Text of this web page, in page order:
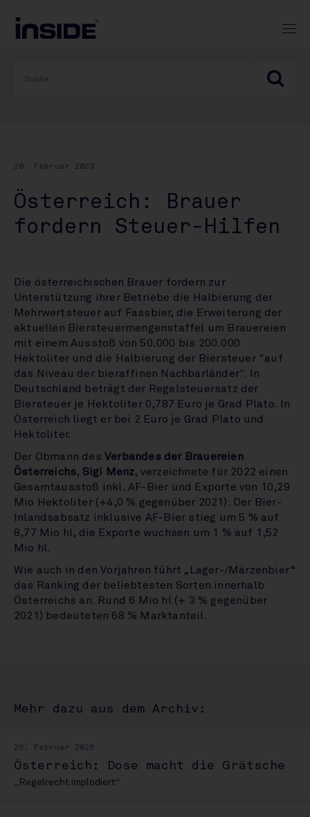
20. Februar 2023
Österreich: Brauer
fordern Steuer-Hilfen
Die österreichischen Brauer fordern zur
Unterstützung ihrer Betriebe die Halbierung der
Mehrwertsteuer auf Fassbier, die Erweiterung der
aktuellen Biersteuermengenstaffel um Brauereien
mit einem Ausstoß von 50.000 bis 200.000
Hektoliter und die Halbierung der Biersteuer "auf
das Niveau der bieraffinen Nachbarländer". In
Deutschland beträgt der Regelsteuersatz der
Biersteuer je Hektoliter 0,787 Euro je Grad Plato. In
Österreich liegt er bei 2 Euro je Grad Plato und
Hektoliter.
Der Obmann des Verbandes der Brauereien
Österreichs, Sigi Menz, verzeichnete für 2022 einen
Gesamtausstoß inkl. AF-Bier und Exporte von 10,29
Mio Hektoliter (+4,0 % gegenüber 2021). Der Bier-
Inlandsabsatz inklusive AF-Bier stieg um 5 % auf
8,77 Mio hl, die Exporte wuchsen um 1 % auf 1,52
Mio hl.
Wie auch in den Vorjahren führt „Lager-/Märzenbier“
das Ranking der beliebtesten Sorten innerhalb
Österreichs an. Rund 6 Mio hl (+ 3 % gegenüber
2021) bedeuteten 68 % Marktanteil.
Mehr dazu aus dem Archiv:
26. Februar 2026
Österreich: Dose macht die Grätsche
„Regelrecht implodiert“